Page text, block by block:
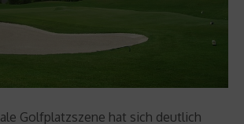
Golfplatzszene hat sich deutlich